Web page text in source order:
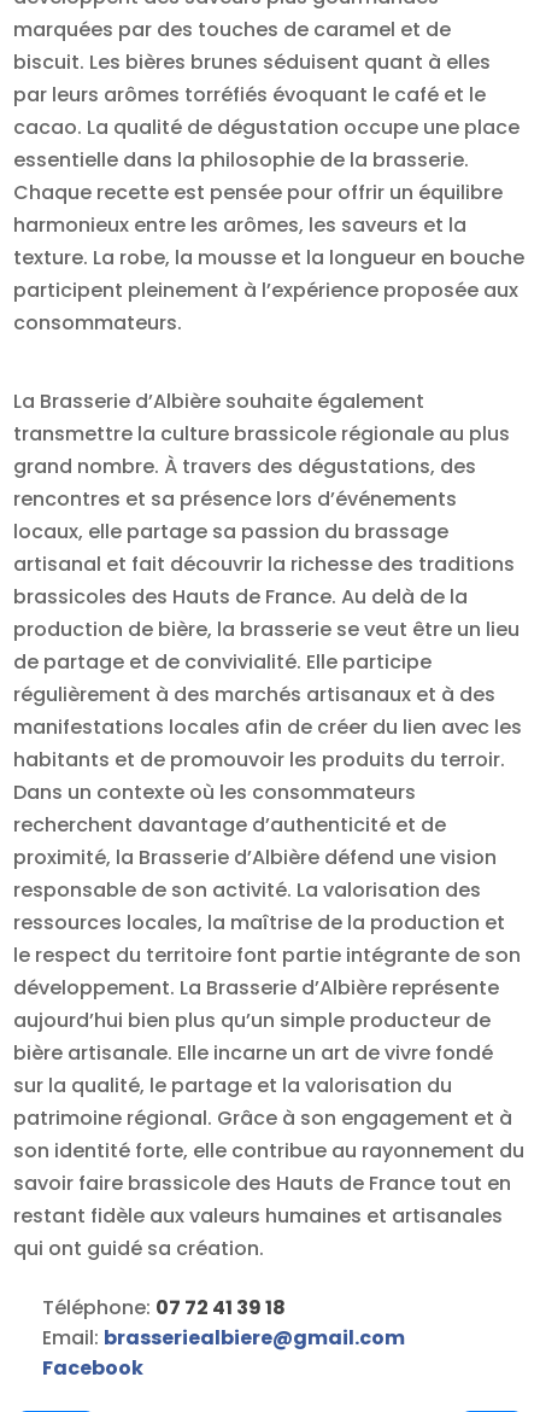
marquées par des touches de caramel et de
biscuit. Les bières brunes séduisent quant à elles
par leurs arômes torréfiés évoquant le café et le
cacao. La qualité de dégustation occupe une place
essentielle dans la philosophie de la brasserie.
Chaque recette est pensée pour offrir un équilibre
harmonieux entre les arômes, les saveurs et la
texture. La robe, la mousse et la longueur en bouche
participent pleinement à l’expérience proposée aux
consommateurs.
La Brasserie d’Albière souhaite également
transmettre la culture brassicole régionale au plus
grand nombre. À travers des dégustations, des
rencontres et sa présence lors d’événements
locaux, elle partage sa passion du brassage
artisanal et fait découvrir la richesse des traditions
brassicoles des Hauts de France. Au delà de la
production de bière, la brasserie se veut être un lieu
de partage et de convivialité. Elle participe
régulièrement à des marchés artisanaux et à des
manifestations locales afin de créer du lien avec les
habitants et de promouvoir les produits du terroir.
Dans un contexte où les consommateurs
recherchent davantage d’authenticité et de
proximité, la Brasserie d’Albière défend une vision
responsable de son activité. La valorisation des
ressources locales, la maîtrise de la production et
le respect du territoire font partie intégrante de son
développement. La Brasserie d’Albière représente
aujourd’hui bien plus qu’un simple producteur de
bière artisanale. Elle incarne un art de vivre fondé
sur la qualité, le partage et la valorisation du
patrimoine régional. Grâce à son engagement et à
son identité forte, elle contribue au rayonnement du
savoir faire brassicole des Hauts de France tout en
restant fidèle aux valeurs humaines et artisanales
qui ont guidé sa création.
Téléphone: 07 72 41 39 18
Email: brasseriealbiere@gmail.com
Facebook